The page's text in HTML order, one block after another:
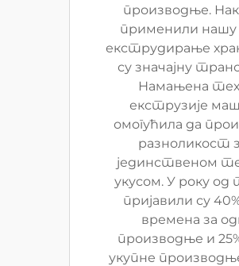
производње.
применили
екструдирање
су значајну
Намањена
екструзије
омогућила да
разноликост
јединственом
укусом. У року од
пријавили су
времена за
производње и
укупне